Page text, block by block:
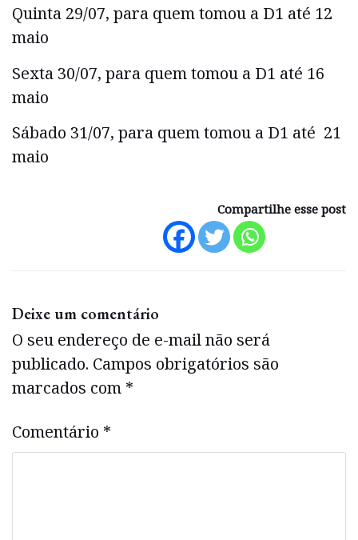
Quinta 29/07, para quem tomou a D1 até 12
maio
Sexta 30/07, para quem tomou a D1 até 16
maio
Sábado 31/07, para quem tomou a D1 até 21
maio
Compartilhe esse post
Deixe um comentário
O seu endereço de e-mail não será
publicado. Campos obrigatórios são
marcados com *
Comentário *